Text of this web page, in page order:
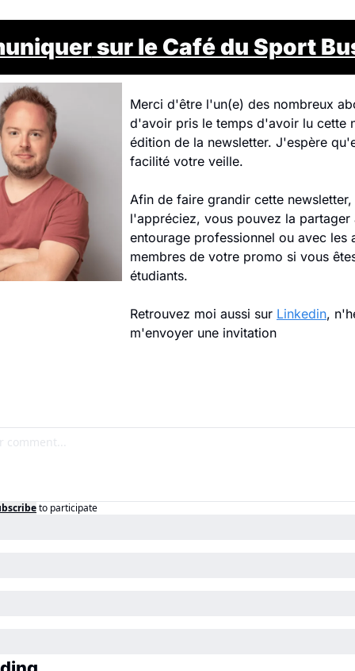
sur le Café du Sport
Merci d'être l'un(e) des nombreux
d'avoir pris le temps d'avoir lu cette
édition de la newsletter. J'espère
facilité votre veille.
Afin de faire grandir cette
l'appréciez, vous pouvez la partager
entourage professionnel ou avec les
membres de votre promo si vous
étudiants.
Retrouvez moi aussi sur Linkedin,
m'envoyer une invitation
to participate